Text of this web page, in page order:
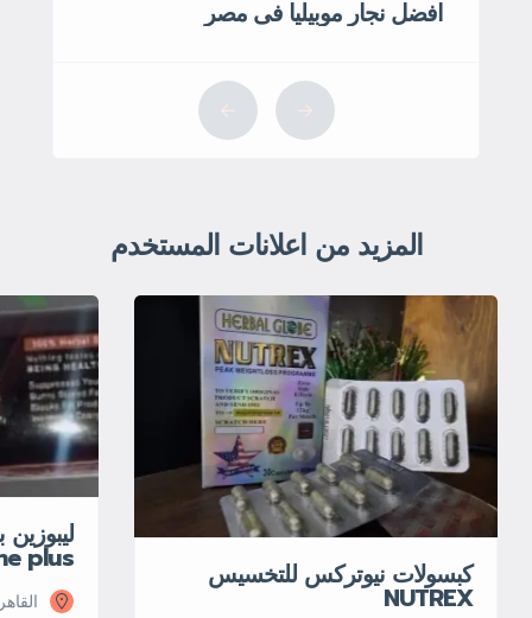
افضل نجار موبيليا فى مصر
المزيد من اعلانات المستخدم
كبسولات نيوتركس للتخسيس
NUTREX
plus